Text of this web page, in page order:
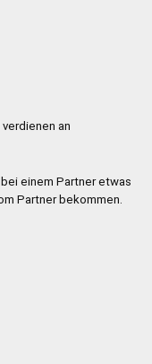
an
einem Partner etwas
Partner bekommen.